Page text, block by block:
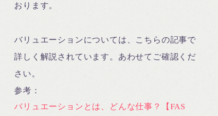
おります。
バリュエーションについては、こちらの記事で
詳しく解説されています。あわせてご確認くだ
さい。
参考：
バリュエーションとは、どんな仕事？【FAS